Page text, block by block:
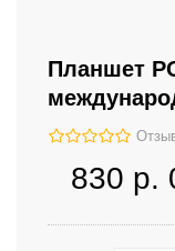
Планшет
830 р.